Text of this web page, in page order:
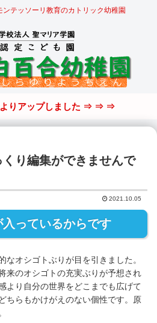
ンテッソーリ教育のカトリック幼稚園
よりアップしました ⇒ ⇒ ⇒
り編集ができませんで
2021.10.05
っているからです
なオシゴトぶりが目を引きました。
来のオシゴトの充実ぶりが予想され
より自分の世界をどこまでも広げて
ちらもかけがえのない個性です。原